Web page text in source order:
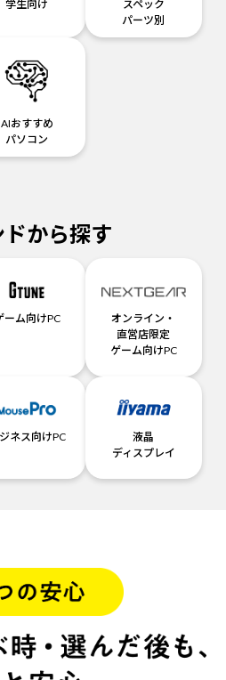
学生向け
スペック
パーツ別
AIおすすめ
パソコン
ドから探す
ーム向けPC
オンライン・
直営店限定
ゲーム向けPC
ネス向けPC
液晶
ディスプレイ